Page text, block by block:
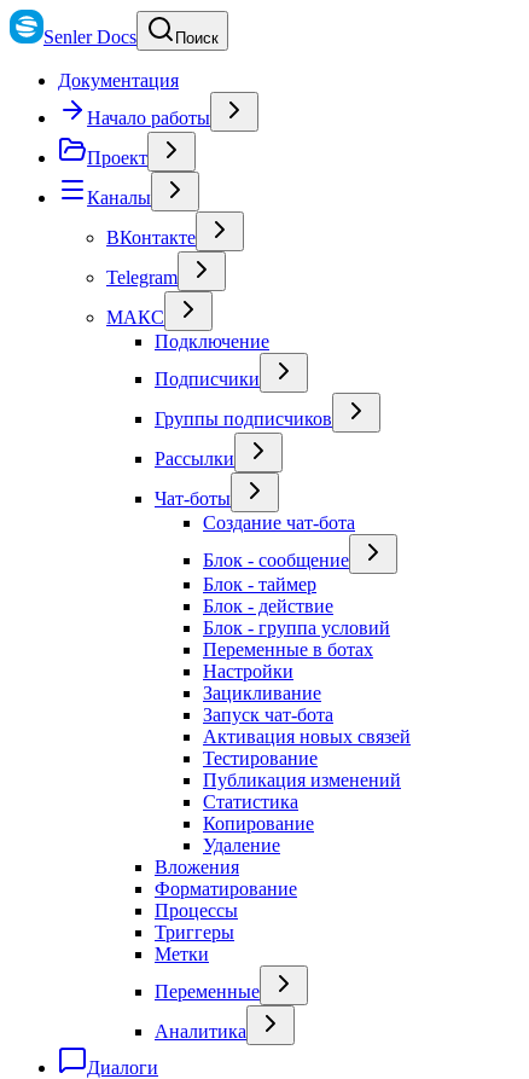
Senler Docs Поиск
Документация
Начало работы
Проект
Каналы
ВКонтакте
Telegram
МАКС
Подключение
Подписчики
Группы подписчиков
Рассылки
Чат-боты
Создание чат-бота
Блок - сообщение
Блок - таймер
Блок - действие
Блок - группа условий
Переменные в ботах
Настройки
Зацикливание
Запуск чат-бота
Активация новых связей
Тестирование
Публикация изменений
Статистика
Копирование
Удаление
Вложения
Форматирование
Процессы
Триггеры
Метки
Переменные
Аналитика
Диалоги